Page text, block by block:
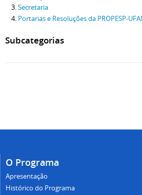
Secretaria
Portarias e Resoluções da PROPESP-
Subcategorias
O Programa
Apresentação
Histórico do Programa